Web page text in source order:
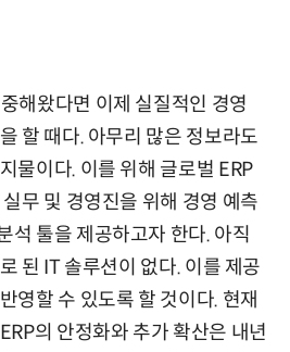
해왔다면 이제 실질적인 경영
할 때다. 아무리 많은 정보라도
물이다. 이를 위해 글로벌 ERP
무 및 경영진을 위해 경영 예측
석 툴을 제공하고자 한다. 아직
된 IT 솔루션이 없다. 이를 제공
영할 수 있도록 할 것이다. 현재
의 안정화와 추가 확산은 내년